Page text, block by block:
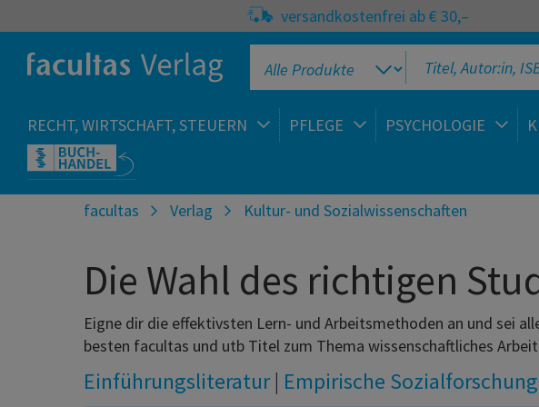
versandkostenfrei ab € 30,–
RECHT, WIRTSCHAFT, STEUERN PFLEGE PSYCHOLOGIE
facultas Verlag Kultur- und Sozialwissenschaften
Die Wahl des richtigen
Eigne dir die effektivsten Lern- und Arbeitsmethoden an und sei
besten facultas und utb Titel zum Thema wissenschaftliches
Einführungsliteratur| Empirische Sozialforschung